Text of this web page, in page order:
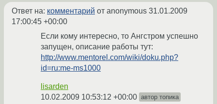
Ответ на: комментарий от anonymous 31.01.2009
17:00:45 +00:00
Если кому интересно, то Ангстром успешно
запущен, описание работы тут:
http://www.mentorel.com/wiki/doku.php?
id=ru:me-ms1000
lisarden
10.02.2009 10:53:12 +00:00 автор топика